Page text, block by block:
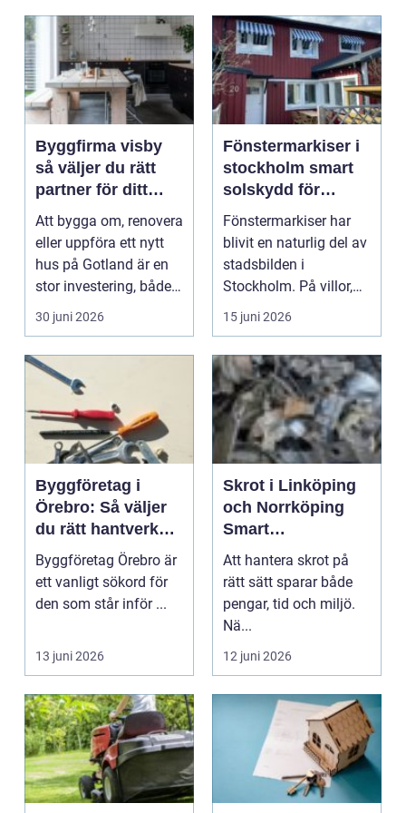
Byggfirma visby
så väljer du rätt
partner för ditt
projekt på gotland
Att bygga om, renovera
eller uppföra ett nytt
hus på Gotland är en
stor investering, både
känslomäss...
30 juni 2026
Fönstermarkiser i
stockholm smart
solskydd för
stadens klimat
Fönstermarkiser har
blivit en naturlig del av
stadsbilden i
Stockholm. På villor,
radhus, kontor och...
15 juni 2026
Byggföretag i
Örebro: Så väljer
du rätt hantverkare
för ditt projekt
Byggföretag Örebro är
ett vanligt sökord för
den som står inför ...
13 juni 2026
Skrot i Linköping
och Norrköping
Smart
skrothantering för
både plånbok och
Att hantera skrot på
rätt sätt sparar både
pengar, tid och miljö.
Nä...
12 juni 2026